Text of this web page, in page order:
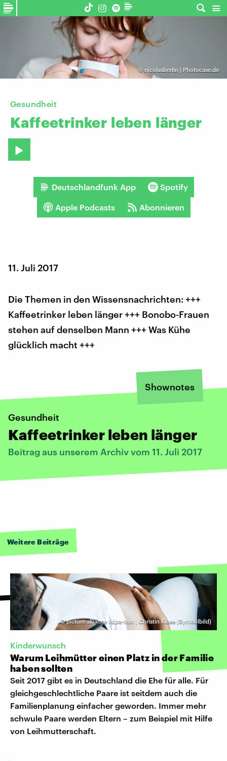
© nicolasberlin | Photocase.de
Gesundheit
Kaffeetrinker leben länger
Deutschlandfunk App Spotify
Apple Podcasts Abonnieren
11. Juli 2017
Die Themen in den Wissensnachrichten: +++
Kaffeetrinker leben länger +++ Bonobo-Frauen
stehen auf denselben Mann +++ Was Kühe
glücklich macht +++
Shownotes
Gesundheit
Kaffeetrinker leben länger
Beitrag aus unserem Archiv vom 11. Juli 2017
Weitere Beiträge
©picture alliance I dpa-tmn | Christin Klose (Symbolbild)
Kinderwunsch
Warum Leihmütter einen Platz in der Familie
haben sollten
Seit 2017 gibt es in Deutschland die Ehe für alle. Für
gleichgeschlechtliche Paare ist seitdem auch die
Familienplanung einfacher geworden. Immer mehr
schwule Paare werden Eltern – zum Beispiel mit Hilfe
von Leihmutterschaft.